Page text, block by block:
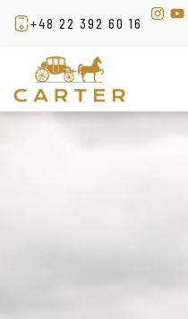
+48 22 392 60 16